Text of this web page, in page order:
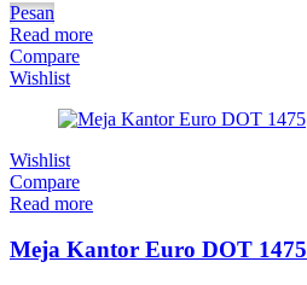
Pesan
Read more
Compare
Wishlist
Wishlist
Compare
Read more
Meja Kantor Euro DOT 1475